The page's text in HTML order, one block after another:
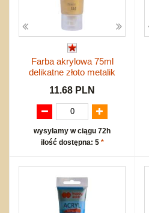
Farba akrylowa 75ml
delikatne złoto metalik
11.68 PLN
wysyłamy w ciągu 72h
ilość dostępna: 5 *